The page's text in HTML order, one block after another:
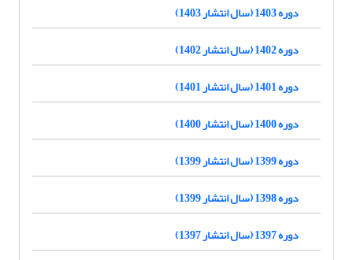
دوره 1403 (سال انتشار 1403)
دوره 1402 (سال انتشار 1402)
دوره 1401 (سال انتشار 1401)
دوره 1400 (سال انتشار 1400)
دوره 1399 (سال انتشار 1399)
دوره 1398 (سال انتشار 1399)
دوره 1397 (سال انتشار 1397)